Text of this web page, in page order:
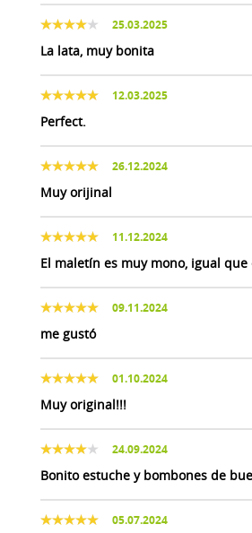
25.03.2025
La lata, muy bonita
12.03.2025
Perfect.
26.12.2024
Muy orijinal
11.12.2024
El maletín es muy mono, igual que
09.11.2024
me gustó
01.10.2024
Muy original!!!
24.09.2024
Bonito estuche y bombones de
05.07.2024